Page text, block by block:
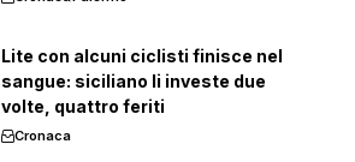
Lite con alcuni ciclisti finisce nel
sangue: siciliano li investe due
volte, quattro feriti
Cronaca